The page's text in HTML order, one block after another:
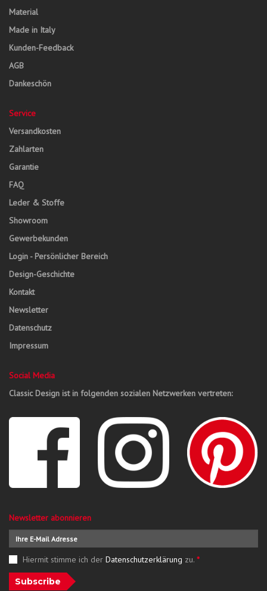
Material
Made in Italy
Kunden-Feedback
AGB
Dankeschön
Service
Versandkosten
Zahlarten
Garantie
FAQ
Leder & Stoffe
Showroom
Gewerbekunden
Login - Persönlicher Bereich
Design-Geschichte
Kontakt
Newsletter
Datenschutz
Impressum
Social Media
Classic Design ist in folgenden sozialen Netzwerken vertreten:
Newsletter abonnieren
Hiermit stimme ich der Datenschutzerklärung zu. *
Subscribe